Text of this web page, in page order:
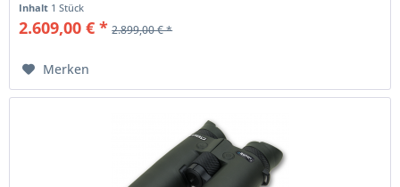
Inhalt 1 Stück
2.609,00 € * 2.899,00 € *
Merken